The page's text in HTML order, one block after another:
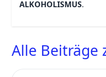
ALKOHOLISMUS.
Alle Beiträge